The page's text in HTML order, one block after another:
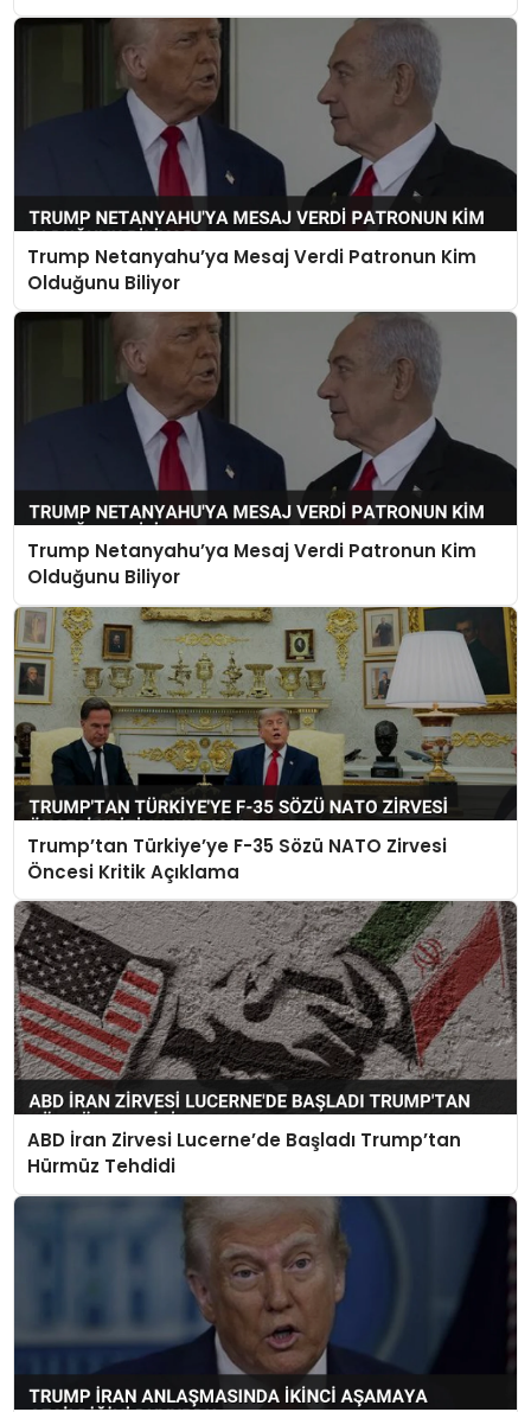
Trump Netanyahu’ya Mesaj Verdi Patronun Kim
Olduğunu Biliyor
Trump Netanyahu’ya Mesaj Verdi Patronun Kim
Olduğunu Biliyor
Trump’tan Türkiye’ye F-35 Sözü NATO Zirvesi
Öncesi Kritik Açıklama
ABD İran Zirvesi Lucerne’de Başladı Trump’tan
Hürmüz Tehdidi